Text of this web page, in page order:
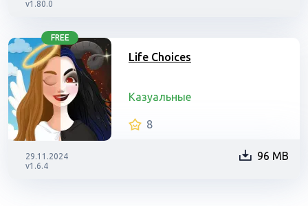
v1.80.0
FREE
Life Choices
Казуальные
8
29.11.2024
v1.6.4
96 MB